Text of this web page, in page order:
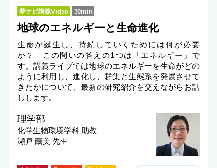
夢ナビ講義Video 30min
地球のエネルギーと生命進化
生命が誕生し、持続していくためには何が必要
か？ この問いの答えの1つは「エネルギー」で
す。講義ライブでは地球のエネルギーを生命がどの
ように利用し、進化し、群集と生態系を発展させて
きたかについて、最新の研究紹介を交えながらお話
しします。
理学部
化学生物環境学科 助教
瀬戸 繭美 先生